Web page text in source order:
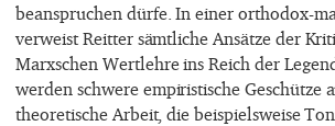
beanspruchen dürfe. In einer orthodox-
verweist Reitter sämtliche Ansätze der
Marxschen Wertlehre ins Reich der
werden schwere empiristische Geschütze
theoretische Arbeit, die beispielsweise